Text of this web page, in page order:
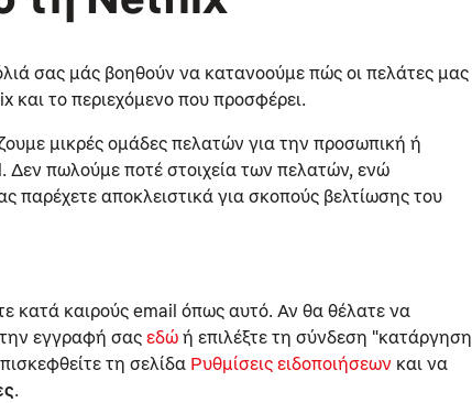
σας μάς βοηθούν να κατανοούμε πώς οι πελάτες μας
και το περιεχόμενο που προσφέρει.
μικρές ομάδες πελατών για την προσωπική ή
Δεν πωλούμε ποτέ στοιχεία των πελατών, ενώ
παρέχετε αποκλειστικά για σκοπούς βελτίωσης του
κατά καιρούς email όπως αυτό. Αν θα θέλατε να
εγγραφή σας εδώ ή επιλέξτε τη σύνδεση "κατάργηση
τη σελίδα Ρυθμίσεις ειδοποιήσεων και να
.